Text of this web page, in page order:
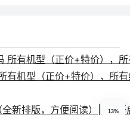
有机型（正价+特价），所
13%